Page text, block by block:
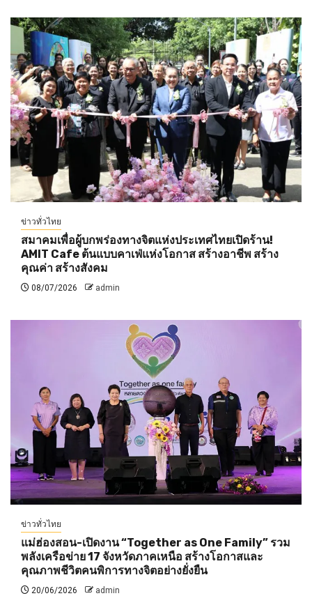
ข่าวทั่วไทย
สมาคมเพื่อผู้บกพร่องทางจิตแห่งประเทศไทยเปิดร้าน!
AMIT Cafe ต้นแบบคาเฟ่แห่งโอกาส สร้างอาชีพ สร้าง
คุณค่า สร้างสังคม
08/07/2026 admin
ข่าวทั่วไทย
แม่ฮ่องสอน-เปิดงาน “Together as One Family” รวม
พลังเครือข่าย 17 จังหวัดภาคเหนือ สร้างโอกาสและ
คุณภาพชีวิตคนพิการทางจิตอย่างยั่งยืน
20/06/2026 admin